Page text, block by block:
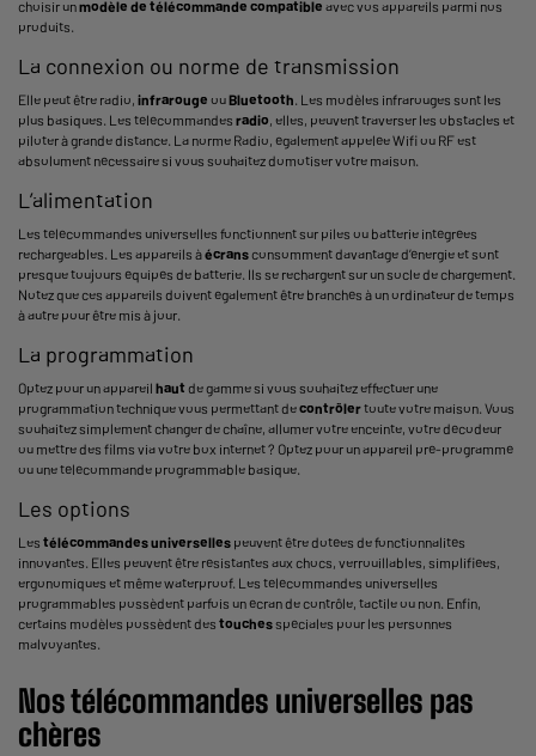
choisir unmodèle de télécommande compatible avec vos appareils parmi nos
produits.
La connexion ou norme de transmission
Elle peut être radio, infrarouge ouBluetooth. Les modèles infrarouges sont les
plus basiques. Les télécommandes radio, elles, peuvent traverser les obstacles et
piloter à grande distance. La norme Radio, également appelée Wifi ou RF est
absolument nécessaire si vous souhaitez domotiser votre maison.
L’alimentation
Les télécommandes universelles fonctionnent sur piles ou batterie intégrées
rechargeables. Les appareils àécransconsomment davantage d’énergie et sont
presque toujours équipés de batterie. Ils se rechargent sur un socle de chargement.
Notez que ces appareils doivent également être branchés à un ordinateur de temps
à autre pour être mis à jour.
La programmation
Optez pour un appareil haut de gamme si vous souhaitez effectuer une
programmation technique vous permettant decontrôlertoute votre maison. Vous
souhaitez simplement changer de chaîne, allumer votre enceinte, votre décodeur
ou mettre des films via votre box internet ? Optez pour un appareil pré-programmé
ou une télécommande programmable basique.
Les options
Les télécommandes universelles peuvent être dotées de fonctionnalités
innovantes. Elles peuvent être résistantes aux chocs, verrouillables, simplifiées,
ergonomiques et même waterproof. Les télécommandes universelles
programmables possèdent parfois un écran de contrôle, tactile ou non. Enfin,
certains modèles possèdent des touchesspéciales pour les personnes
malvoyantes.
Nos télécommandes universelles pas
chères